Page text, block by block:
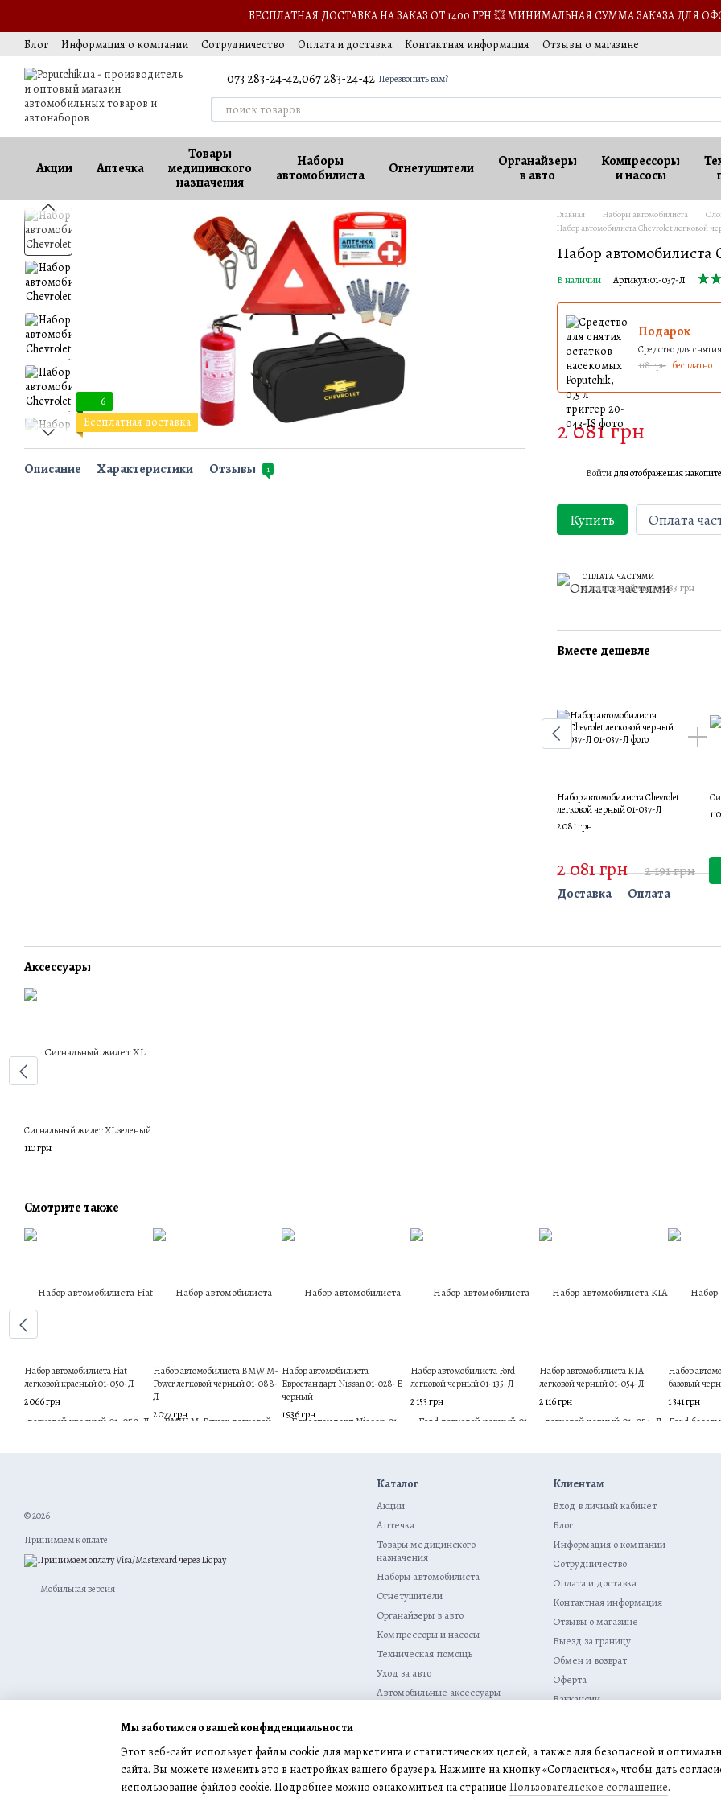
БЕСПЛАТНАЯ ДОСТАВКА НА ЗАКАЗ ОТ 1400 ГРН 💥 МИНИМАЛЬНАЯ СУММА ЗАКАЗА ДЛЯ
Блог
Информация о компании Сотрудничество Оплата и доставка Контактная информация
Отзывы о магазине
073 283-24-42,067 283-24-42 Перезвонить вам?
Акции Аптечка
Товары
медицинского
назначения
Наборы
автомобилиста
Огнетушители
Органайзеры
в авто
Компрессоры
и насосы
6
Бесплатная доставка
Описание Характеристики Отзывы 1
Главная Наборы автомобилиста С
Набор автомобилиста Chevrolet легковой
Набор автомобилиста
В наличии Артикул: 01-037-Л
Подарок
Средство для
118 грн бесплатно
2 081 грн
Войтидля отображения
Купить Оплата
ОПЛАТА ЧАСТЯМИ
6 платежей по 346.83 грн
Вместе дешевле
Набор автомобилиста Chevrolet
легковой черный 01-037-Л
2 081 грн
2 081 грн 2 191 грн
Доставка Оплата
Аксессуары
Сигнальный жилет XL зеленый
110 грн
Смотрите также
Набор автомобилиста Fiat
легковой красный 01-050-Л
2 066 грн
Набор автомобилиста BMW M-
Power легковой черный 01-088-
Л
2 077 грн
Набор автомобилиста
Евростандарт Nissan 01-028-Е
черный
1 936 грн
Набор автомобилиста Ford
легковой черный 01-135-Л
2 153 грн
Набор автомобилиста KIA
легковой черный 01-054-Л
2 116 грн
Набор
базовый
1 341 грн
© 2026
Принимаем к оплате
Мобильная версия
Каталог
Акции
Аптечка
Товары медицинского
назначения
Наборы автомобилиста
Огнетушители
Органайзеры в авто
Компрессоры и насосы
Техническая помощь
Уход за авто
Автомобильные аксессуары
Активный отдых и туризм
Клиентам
Вход в личный кабинет
Блог
Информация о компании
Сотрудничество
Оплата и доставка
Контактная информация
Отзывы о магазине
Выезд за границу
Обмен и возврат
Оферта
Ваккансии
Мы заботимся о вашей конфиденциальности
Этот веб-сайт использует файлы cookie для маркетинга и статистических целей, а также для безопасной и
сайта. Вы можете изменить это в настройках вашего браузера. Нажмите на кнопку «Согласиться», чтобы дать
использование файлов cookie. Подробнее можно ознакомиться на странице Пользовательское соглашение.